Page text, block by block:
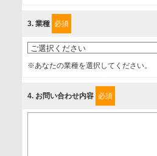
上げます。
事業者名
個人情報保護責任者
3. 業種 必須
※あなたの業種を選択してください。
4. お問い合わせ内容 必須